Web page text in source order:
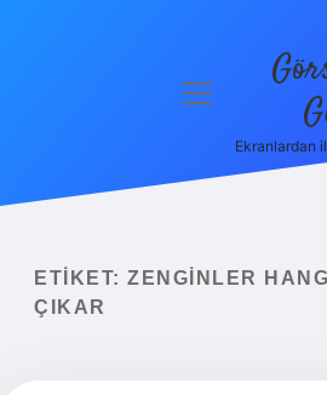
Yasal Uyarı
menüyü
Ekranlardan
ETIKET: ZENGINLER
ÇIKAR